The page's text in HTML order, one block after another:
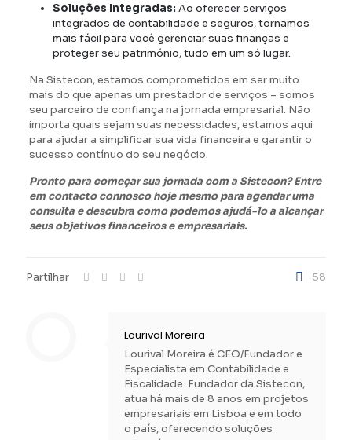
Soluções Integradas: Ao oferecer serviços
integrados de contabilidade e seguros, tornamos
mais fácil para você gerenciar suas finanças e
proteger seu património, tudo em um só lugar.
Na Sistecon, estamos comprometidos em ser muito
mais do que apenas um prestador de serviços – somos
seu parceiro de confiança na jornada empresarial. Não
importa quais sejam suas necessidades, estamos aqui
para ajudar a simplificar sua vida financeira e garantir o
sucesso contínuo do seu negócio.
Pronto para começar sua jornada com a Sistecon? Entre
em contacto connosco hoje mesmo para agendar uma
consulta e descubra como podemos ajudá-lo a alcançar
seus objetivos financeiros e empresariais.
Partilhar 58
Lourival Moreira
Lourival Moreira é CEO/Fundador e
Especialista em Contabilidade e
Fiscalidade. Fundador da Sistecon,
atua há mais de 8 anos em projetos
empresariais em Lisboa e em todo
o país, oferecendo soluções